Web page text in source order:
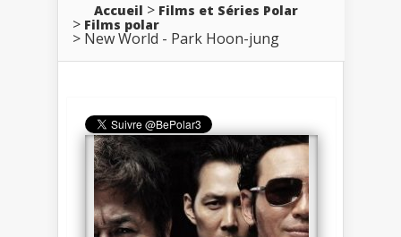
Accueil
Films et Séries Polar
Films polar
New World - Park Hoon-jung